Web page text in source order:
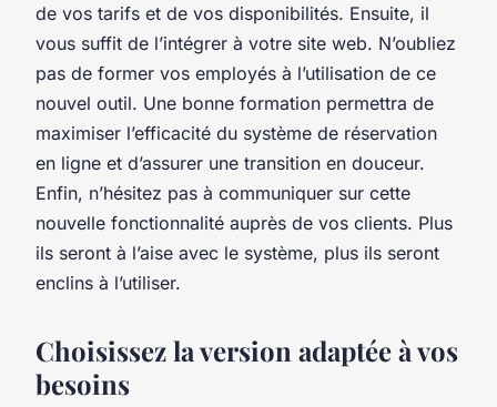
de vos tarifs et de vos disponibilités. Ensuite, il
vous suffit de l’intégrer à votre site web. N’oubliez
pas de former vos employés à l’utilisation de ce
nouvel outil. Une bonne formation permettra de
maximiser l’efficacité du système de réservation
en ligne et d’assurer une transition en douceur.
Enfin, n’hésitez pas à communiquer sur cette
nouvelle fonctionnalité auprès de vos clients. Plus
ils seront à l’aise avec le système, plus ils seront
enclins à l’utiliser.
Choisissez la version adaptée à vos
besoins